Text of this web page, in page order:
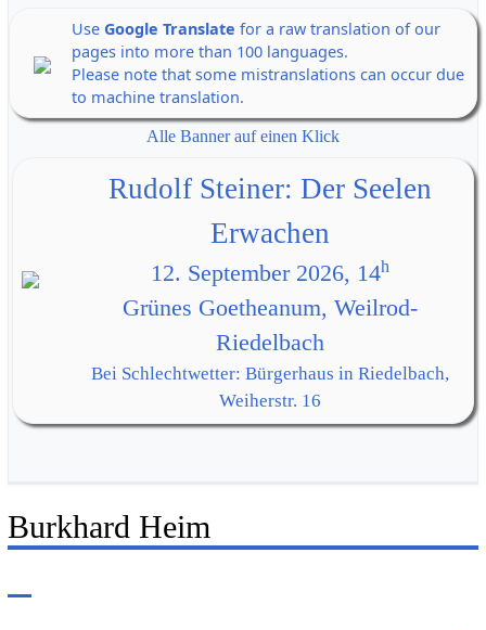
Use Google Translate for a raw translation of our
pages into more than 100 languages.
Please note that some mistranslations can occur due
to machine translation.
Alle Banner auf einen Klick
Rudolf Steiner: Der Seelen
Erwachen
12. September 2026, 14h
Grünes Goetheanum, Weilrod-
Riedelbach
Bei Schlechtwetter: Bürgerhaus in Riedelbach,
Weiherstr. 16
Burkhard Heim